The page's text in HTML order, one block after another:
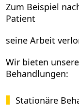
Zum Beispiel
Patient
seine Arbeit
Wir bieten
Behandlungen:
Stationäre